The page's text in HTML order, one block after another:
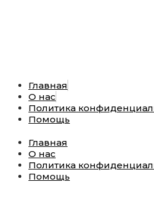
Главная
О нас
Политика
Помощь
Главная
О нас
Политика
Помощь